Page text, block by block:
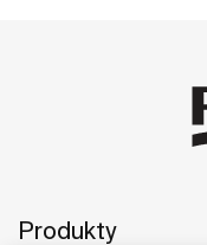
Produkty